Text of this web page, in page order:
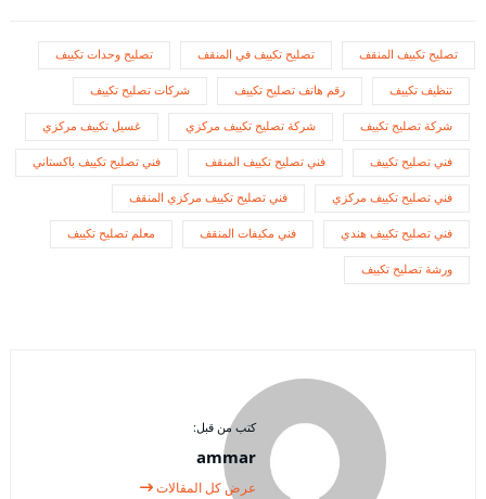
تصليح تكييف المنقف تصليح تكييف في المنقف تصليح وحدات تكييف
تنظيف تكييف رقم هاتف تصليح تكييف شركات تصليح تكييف
شركة تصليح تكييف شركة تصليح تكييف مركزي غسيل تكييف مركزي
فني تصليح تكييف فني تصليح تكييف المنقف فني تصليح تكييف باكستاني
فني تصليح تكييف مركزي فني تصليح تكييف مركزي المنقف
فني تصليح تكييف هندي فني مكيفات المنقف معلم تصليح تكييف
ورشة تصليح تكييف
كتب من قبل:
ammar
عرض كل المقالات